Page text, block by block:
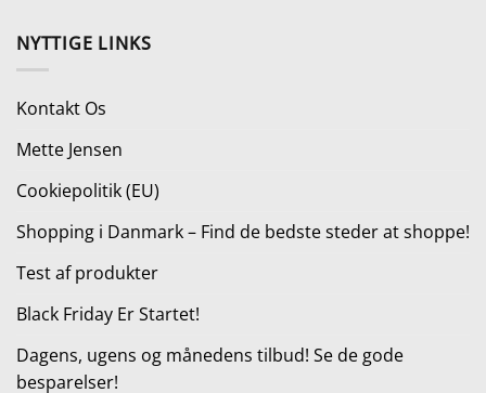
NYTTIGE LINKS
Kontakt Os
Mette Jensen
Cookiepolitik (EU)
Shopping i Danmark – Find de bedste steder at shoppe!
Test af produkter
Black Friday Er Startet!
Dagens, ugens og månedens tilbud! Se de gode
besparelser!